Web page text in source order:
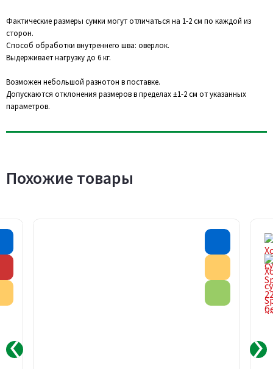
Фактические размеры сумки могут отличаться на 1-2 см по каждой из
сторон.
Способ обработки внутреннего шва: оверлок.
Выдерживает нагрузку до 6 кг.
Возможен небольшой разнотон в поставке.
Допускаются отклонения размеров в пределах ±1-2 см от указанных
параметров.
Похожие товары
Хит
Эко товар